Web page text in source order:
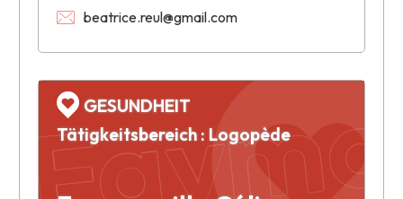
beatrice.reul@gmail.com
GESUNDHEIT
Tätigkeitsbereich : Logopède